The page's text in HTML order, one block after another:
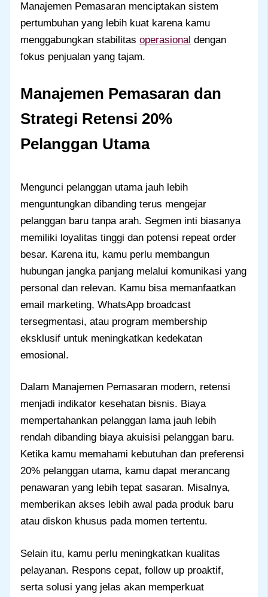
Manajemen Pemasaran menciptakan sistem
pertumbuhan yang lebih kuat karena kamu
menggabungkan stabilitasoperasional dengan
fokus penjualan yang tajam.
Manajemen Pemasaran dan
Strategi Retensi 20%
Pelanggan Utama
Mengunci pelanggan utama jauh lebih
menguntungkan dibanding terus mengejar
pelanggan baru tanpa arah. Segmen inti biasanya
memiliki loyalitas tinggi dan potensi repeat order
besar. Karena itu, kamu perlu membangun
hubungan jangka panjang melalui komunikasi yang
personal dan relevan. Kamu bisa memanfaatkan
email marketing, WhatsApp broadcast
tersegmentasi, atau program membership
eksklusif untuk meningkatkan kedekatan
emosional.
Dalam Manajemen Pemasaran modern, retensi
menjadi indikator kesehatan bisnis. Biaya
mempertahankan pelanggan lama jauh lebih
rendah dibanding biaya akuisisi pelanggan baru.
Ketika kamu memahami kebutuhan dan preferensi
20% pelanggan utama, kamu dapat merancang
penawaran yang lebih tepat sasaran. Misalnya,
memberikan akses lebih awal pada produk baru
atau diskon khusus pada momen tertentu.
Selain itu, kamu perlu meningkatkan kualitas
pelayanan. Respons cepat, follow up proaktif,
serta solusi yang jelas akan memperkuat